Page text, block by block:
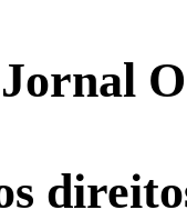
Jornal